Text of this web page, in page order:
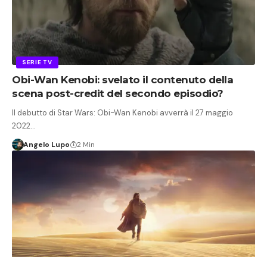
SERIE TV
Obi-Wan Kenobi: svelato il contenuto della
scena post-credit del secondo episodio?
Il debutto di Star Wars: Obi-Wan Kenobi avverrà il 27 maggio
2022…
Angelo Lupo 2 Min